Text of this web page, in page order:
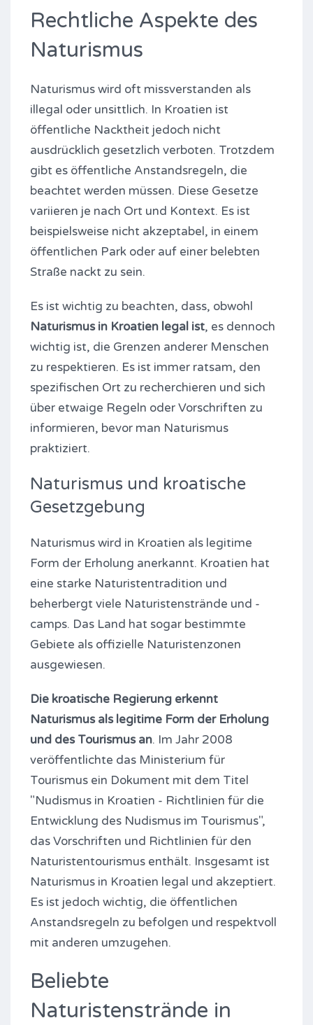
Rechtliche Aspekte des
Naturismus
Naturismus wird oft missverstanden als
illegal oder unsittlich. In Kroatien ist
öffentliche Nacktheit jedoch nicht
ausdrücklich gesetzlich verboten. Trotzdem
gibt es öffentliche Anstandsregeln, die
beachtet werden müssen. Diese Gesetze
variieren je nach Ort und Kontext. Es ist
beispielsweise nicht akzeptabel, in einem
öffentlichen Park oder auf einer belebten
Straße nackt zu sein.
Es ist wichtig zu beachten, dass, obwohl
Naturismus in Kroatien legal ist, es dennoch
wichtig ist, die Grenzen anderer Menschen
zu respektieren. Es ist immer ratsam, den
spezifischen Ort zu recherchieren und sich
über etwaige Regeln oder Vorschriften zu
informieren, bevor man Naturismus
praktiziert.
Naturismus und kroatische
Gesetzgebung
Naturismus wird in Kroatien als legitime
Form der Erholung anerkannt. Kroatien hat
eine starke Naturistentradition und
beherbergt viele Naturistenstrände und -
camps. Das Land hat sogar bestimmte
Gebiete als offizielle Naturistenzonen
ausgewiesen.
Die kroatische Regierung erkennt
Naturismus als legitime Form der Erholung
und des Tourismus an. Im Jahr 2008
veröffentlichte das Ministerium für
Tourismus ein Dokument mit dem Titel
"Nudismus in Kroatien - Richtlinien für die
Entwicklung des Nudismus im Tourismus",
das Vorschriften und Richtlinien für den
Naturistentourismus enthält. Insgesamt ist
Naturismus in Kroatien legal und akzeptiert.
Es ist jedoch wichtig, die öffentlichen
Anstandsregeln zu befolgen und respektvoll
mit anderen umzugehen.
Beliebte
Naturistenstrände in